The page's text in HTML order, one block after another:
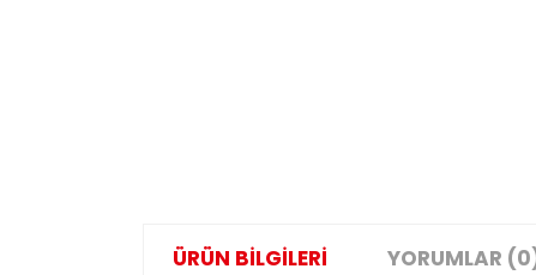
ÜRÜN BİLGİLERİ YORUMLAR